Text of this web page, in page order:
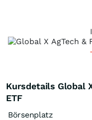
Kursdetails Global
ETF
Börsenplatz